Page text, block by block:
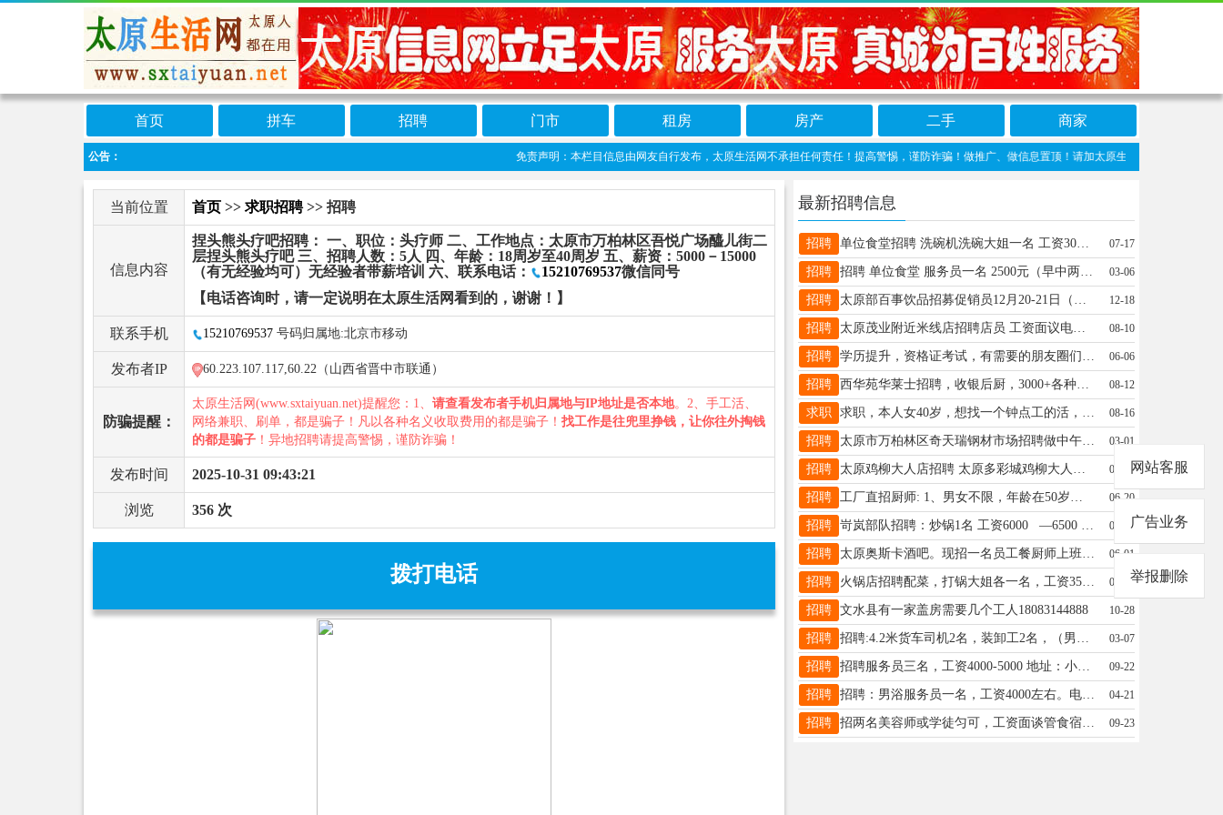
首页 拼车 招聘 门市 租房 房产 二手 商家
公告： 免责声明：本栏目信息由网友自行发布，太原生活网不承担任何责任！提高警惕，谨防诈骗！做推广、做信息置顶！请加太原生活网客服微信：
当前位置 首页 >> 求职招聘>> 招聘
信息内容
捏头熊头疗吧招聘： 一、职位：头疗师 二、工作地点：太原市万柏林区吾悦广场醯儿街二
层捏头熊头疗吧 三、招聘人数：5人 四、年龄：18周岁至40周岁 五、薪资：5000－15000
（有无经验均可）无经验者带薪培训 六、联系电话：
15210769537微信同号
【电话咨询时，请一定说明在太原生活网看到的，谢谢！】
联系手机 15210769537 号码归属地:北京市移动
发布者IP 60.223.107.117,60.22（山西省晋中市联通）
防骗提醒：
太原生活网(www.sxtaiyuan.net)提醒您：1、 请查看发布者手机归属地与IP地址是否本地。2、手工活、
网络兼职、刷单，都是骗子！凡以各种名义收取费用的都是骗子！ 找工作是往兜里挣钱，让你往外掏钱
的都是骗子 ！异地招聘请提高警惕，谨防诈骗！
发布时间 2025-10-31 09:43:21
浏览 356 次
拨打电话
最新招聘信息
招聘 单位食堂招聘 洗碗机洗碗大姐一名 工资3000 月休二天 工资每月准时20号发 地址，尖草坪柴村附近 电话15103436329 07-17
招聘 招聘 单位食堂 服务员一名 2500元（早中两餐） 节假日休息 月休4天，工资15号准时发放 地址:杏花岭区胜利街富力城附近 电话:19834450043 15035292279 03-06
招聘 太原部百事饮品招募促销员12月20-21日（周六日）茂业天地（2人）万象城（2人） 上班时间:早10晚7（暂定） 要求:女生，形象好，穿厂家促销服，服从安排。 薪资:100/天（加班有加班工资） 联系方式:18695148771 12-18
招聘 太原茂业附近米线店招聘店员 工资面议电话:18636639922 08-10
招聘 学历提升，资格证考试，有需要的朋友圈们加我微信 06-06
招聘 西华苑华莱士招聘，收银后厨，3000+各种福利，电话15635111882 08-12
求职 求职，本人女40岁，想找一个钟点工的活，有需要的老板联系18335122987 08-16
招聘 太原市万柏林区奇天瑞钢材市场招聘做中午饭阿姨一位，3~5人餐，要求有责任心，爱干净，饭菜可口，家常便饭。有意者请与我联系，工资面议，电话:13834200615。 03-01
招聘 太原鸡柳大人店招聘 太原多彩城鸡柳大人店招聘 招聘下午班和晚上班各一人 年龄20-50岁长期工 男女不限，有经验者优先地址:～府东街多彩城夜市电话～15513802993打电话，不加微信。 08-06
招聘 工厂直招厨师: 1、男女不限，年龄在50岁以下! 2、负责10人左右员工餐制作，我单位提供食宿，工作环境舒适，工作轻松，工资面议! 工作地点:小店区孙家寨。 联系电话:赵女士15536563960!欢迎有意者联系咨询 06-20
招聘 岢岚部队招聘：炒锅1名 工资6000 —6500 联系电话：13754890876 06-18
招聘 太原奥斯卡酒吧。现招一名员工餐厨师上班时间下午5.30到零晨2.00。活不多，不累。薪资5500。电话13453155389 06-01
招聘 火锅店招聘配菜，打锅大姐各一名，工资3500-4000，月休三天，管食宿，联系方式15513467870 地址:太原市小店区体育南路坞城世纪花苑南门旁 07-28
招聘 文水县有一家盖房需要几个工人18083144888 10-28
招聘 招聘:4.2米货车司机2名，装卸工2名，（男，20-45岁），身体健康，工资5000-5200/月，管午饭。地址太原市果树厂郭家窑附近。电话13513638787 03-07
招聘 招聘服务员三名，工资4000-5000 地址：小店区，联系方式：15035180854 09-22
招聘 招聘：男浴服务员一名，工资4000左右。电话15536979030 04-21
招聘 招两名美容师或学徒匀可，工资面谈管食宿！有意者可打电话13453100100 09-23
网站客服
广告业务
举报删除